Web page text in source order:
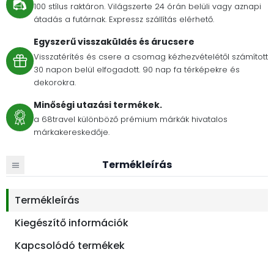
100 stílus raktáron. Világszerte 24 órán belüli vagy aznapi
átadás a futárnak. Expressz szállítás elérhető.
Egyszerű visszaküldés és árucsere
Visszatérítés és csere a csomag kézhezvételétől számított
30 napon belül elfogadott. 90 nap fa térképekre és
dekorokra.
Minőségi utazási termékek.
a 68travel különböző prémium márkák hivatalos
márkakereskedője.
Termékleírás
Termékleírás
Kiegészítő információk
Kapcsolódó termékek